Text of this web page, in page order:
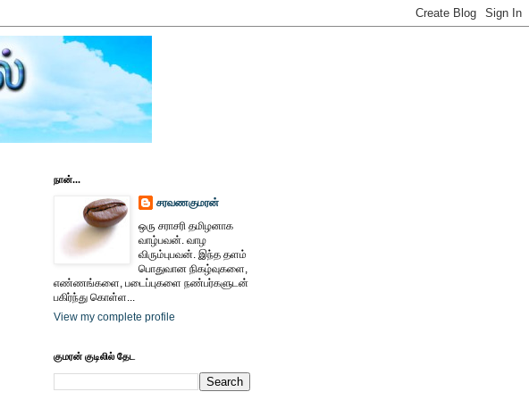
நான்...
சரவணகுமரன்
ஒரு சராசரி தமிழனாக
வாழ்பவன். வாழ
விரும்புபவன். இந்த தளம்
பொதுவான நிகழ்வுகளை,
எண்ணங்களை, படைப்புகளை நண்பர்களுடன்
பகிர்ந்து கொள்ள...
View my complete profile
குமரன் குடிலில் தேட